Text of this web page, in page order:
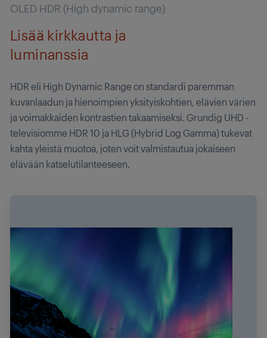
OLED HDR (High dynamic range)
Lisää kirkkautta ja
luminanssia
HDR eli High Dynamic Range on standardi paremman
kuvanlaadun ja hienoimpien yksityiskohtien, elävien värien
ja voimakkaiden kontrastien takaamiseksi. Grundig UHD -
televisiomme HDR 10 ja HLG (Hybrid Log Gamma) tukevat
kahta yleistä muotoa, joten voit valmistautua jokaiseen
elävään katselutilanteeseen.